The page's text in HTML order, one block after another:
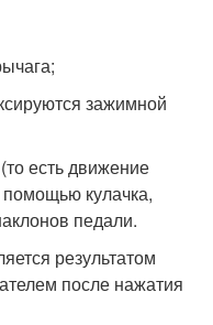
зажимной
есть движение
помощью кулачка,
педали.
результатом
после нажатия